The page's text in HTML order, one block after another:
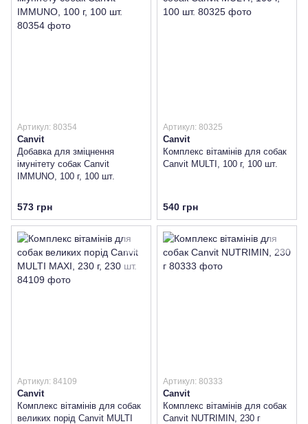
Артикул: 80354
Canvit
Добавка для зміцнення
імунітету собак Canvit
IMMUNO, 100 г, 100 шт.
573 грн
Артикул: 80325
Canvit
Комплекс вітамінів для собак
Canvit MULTI, 100 г, 100 шт.
540 грн
Артикул: 84109
Canvit
Комплекс вітамінів для собак
великих порід Canvit MULTI
Артикул: 80333
Canvit
Комплекс вітамінів для собак
Canvit NUTRIMIN, 230 г